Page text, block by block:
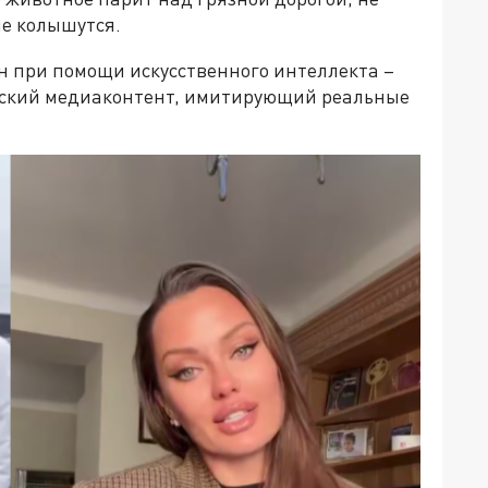
колышутся.
при помощи искусственного интеллекта –
медиаконтент, имитирующий реальные